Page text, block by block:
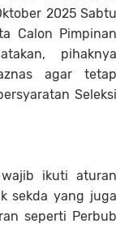
2025 Sabtu
Calon Pimpinan
pihaknya
agar tetap
Seleksi
ikuti aturan
sekda yang juga
seperti Perbub